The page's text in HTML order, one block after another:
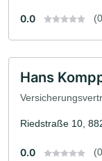
0.0
Hans
Riedstraße 10,
0.0